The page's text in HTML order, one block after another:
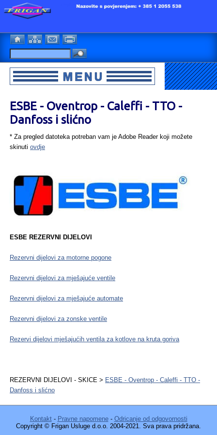
ESBE - Oventrop - Caleffi - TTO -
Danfoss i slićno
* Za pregled datoteka potreban vam je Adobe Reader koji možete
skinuti ovdje
ESBE REZERVNI DIJELOVI
Rezervni dijelovi za motorne pogone
Rezervni dijelovi za mješajuće ventile
Rezervni dijelovi za mješajuće automate
Rezervni dijelovi za zonske ventile
Rezervi dijelovi mješajućih ventila za kotlove na kruta goriva
REZERVNI DIJELOVI - SKICE > ESBE - Oventrop - Caleffi - TTO -
Danfoss i slićno
Kontakt- Pravne napomene- Odricanje od odgovornosti
Copyright © Frigan Usluge d.o.o. 2004-2021. Sva prava pridržana.